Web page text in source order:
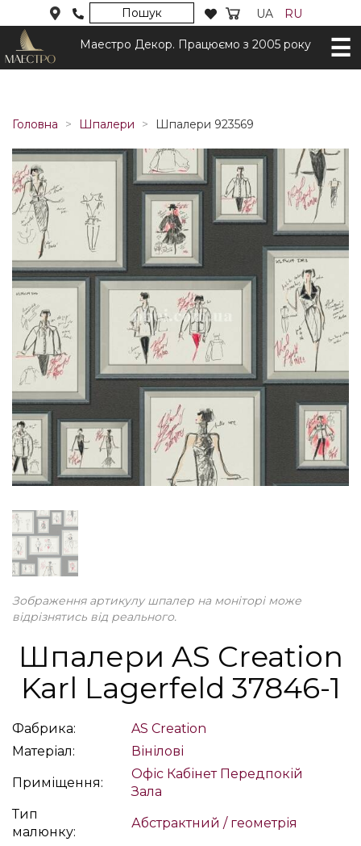
Пошук UA RU
Маестро Декор. Працюємо з 2005 року
Головна Шпалери Шпалери 923569
Зображення артикулу шпалер на моніторі може
відрізнятись від реального.
Шпалери AS Creation
Karl Lagerfeld 37846-1
Фабрика:
AS Creation
Матеріал:
Вінілові
Приміщення:
Офіс Кабінет Передпокій
Зала
Тип
малюнку:
Абстрактний / геометрія